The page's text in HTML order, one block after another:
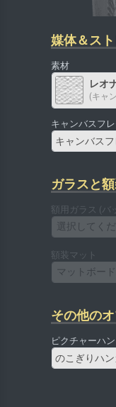
媒体＆ス
素材
レオ
(キャ
キャンバスフ
キャンバス
ガラスと
額用ガラス (バ
選択してく
額装マット
マットボード
その他の
ピクチャーハ
のこぎりハ